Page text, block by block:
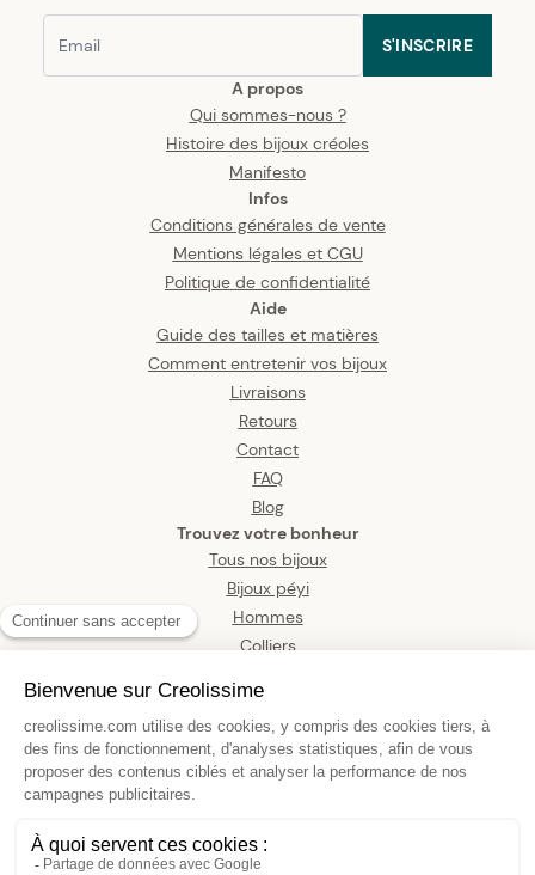
Chevalière Acier Bicolore Carte
A propos
Qui sommes-nous ?
Histoire des bijoux créoles
Manifesto
Infos
Conditions générales de vente
Mentions légales et CGU
Politique de confidentialité
Aide
Guide des tailles et matières
Comment entretenir vos bijoux
Livraisons
Retours
Contact
FAQ
Blog
Trouvez votre bonheur
Tous nos bijoux
Bijoux péyi
Hommes
Colliers
Bracelets
Pendentifs
Bagues
S'INSCRIRE